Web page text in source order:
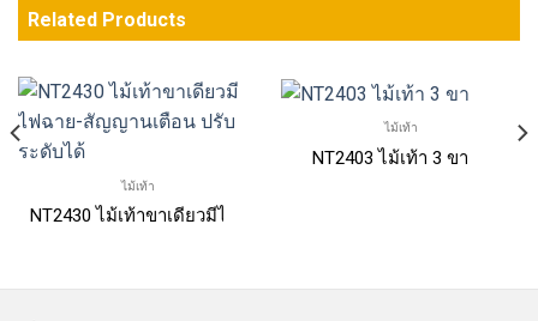
Related Products
ไม้เท้า
NT2430 ไม้เท้าขาเดียวมีไฟฉาย-สัญญานเตือน ปรับระดับได้
ไม้เท้า
NT2403 ไม้เท้า 3 ขา
ด้ มีสัญญานเตือน